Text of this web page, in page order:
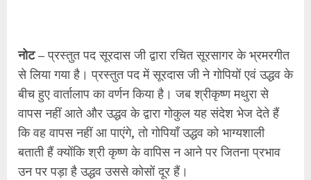
नोट –प्रस्तुत पद सूरदास जी द्वारा रचित सूरसागर के भ्रमरगीत
से लिया गया है। प्रस्तुत पद में सूरदास जी ने गोपियों एवं उद्धव के
बीच हुए वार्तालाप का वर्णन किया है। जब श्रीकृष्ण मथुरा से
वापस नहीं आते और उद्धव के द्वारा गोकुल यह संदेश भेज देते हैं
कि वह वापस नहीं आ पाएंगे, तो गोपियाँ उद्धव को भाग्यशाली
बताती हैं क्योंकि श्री कृष्ण के वापिस न आने पर जितना प्रभाव
उन पर पड़ा है उद्धव उससे कोसों दूर हैं।